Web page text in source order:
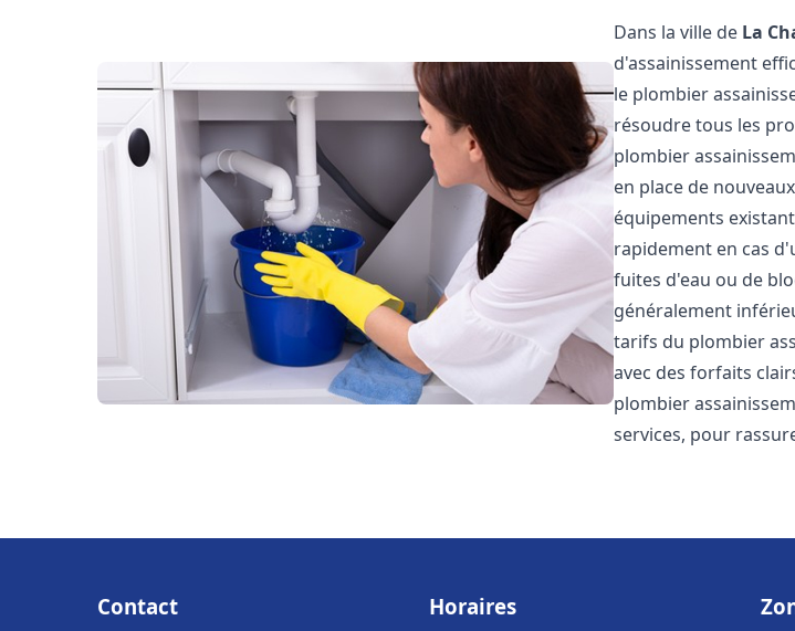
Dans la ville de La
d'assainissement
le plombier
résoudre tous les
plombier
en place de
équipements
rapidement en cas
fuites d'eau ou de
généralement
tarifs du plombier
avec des forfaits
plombier
services, pour
Contact Horaires